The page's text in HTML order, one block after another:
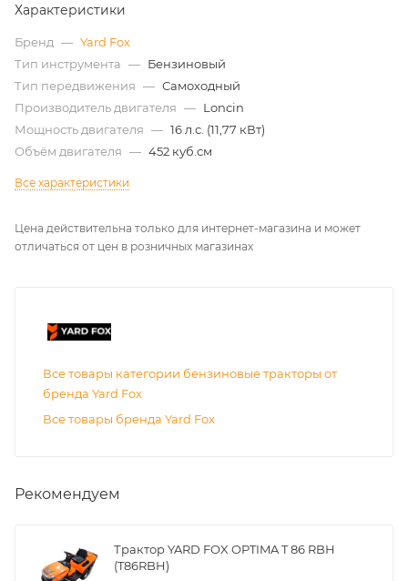
Характеристики
Бренд — Yard Fox
Тип инструмента — Бензиновый
Тип передвижения — Самоходный
Производитель двигателя — Loncin
Мощность двигателя — 16 л.с. (11,77 кВт)
Объём двигателя — 452 куб.см
Все характеристики
Цена действительна только для интернет-магазина и может
отличаться от цен в розничных магазинах
Все товары категории бензиновые тракторы от
бренда Yard Fox
Все товары бренда Yard Fox
Рекомендуем
Трактор YARD FOX OPTIMA T 86 RBH
(T86RBH)